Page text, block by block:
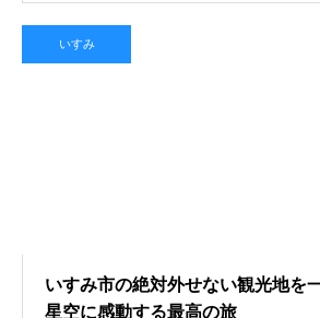
いすみ
いすみ市の絶対外せない観光地を
星空に感動する最高の旅